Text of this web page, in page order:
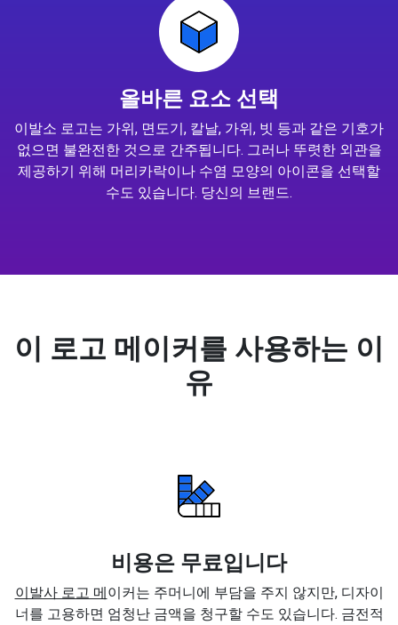
올바른 요소 선택
이발소 로고는 가위, 면도기, 칼날, 가위, 빗 등과 같은 기호가
없으면 불완전한 것으로 간주됩니다. 그러나 뚜렷한 외관을
제공하기 위해 머리카락이나 수염 모양의 아이콘을 선택할
수도 있습니다. 당신의 브랜드.
이 로고 메이커를 사용하는 이
유
비용은 무료입니다
이발사 로고 메이커는 주머니에 부담을 주지 않지만, 디자이
너를 고용하면 엄청난 금액을 청구할 수도 있습니다. 금전적